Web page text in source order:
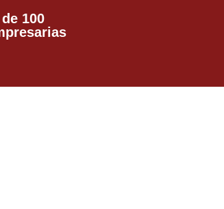
100